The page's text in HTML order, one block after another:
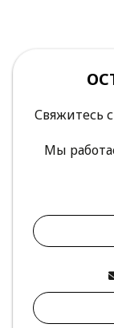
Свяжитесь
Мы